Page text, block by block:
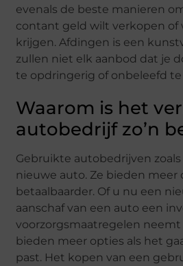
evenals de beste manieren
contant geld wilt verkopen of
krijgen. Afdingen is een
zullen niet elk aanbod dat je
te opdringerig of onbeleefd te
Waarom is het
autobedrijf zo’n
Gebruikte autobedrijven zoals
nieuwe auto. Ze bieden meer
betaalbaarder. Of u nu een
aanschaf van een auto een
voorzorgsmaatregelen neemt
bieden meer opties als het
past. Het kopen van een